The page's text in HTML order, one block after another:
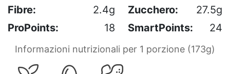
Fibre:
2.4g Zucchero:
27.5g
ProPoints:
18 SmartPoints: 24
Informazioni nutrizionali per 1 porzione (173g)